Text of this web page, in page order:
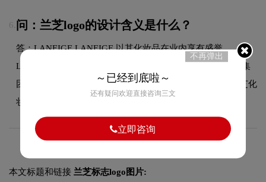
6. 问：兰芝logo的设计含义是什么？
答：LANEIGE LANEIGE 以其化妆品在业内享有盛誉。
LANEIGE，以英文lΛnege为商标，来自韩国最大的化妆品集
团爱茉莉太平洋集团。 是让韩国年轻时尚女性"着迷"的兰芝化
妆品品牌。
本文标题和链接 兰芝标志logo图片:
不再弹出
～已经到底啦～
还有疑问欢迎直接咨询三文
立即咨询